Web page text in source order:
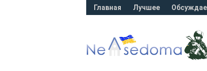
Главная Лучшее